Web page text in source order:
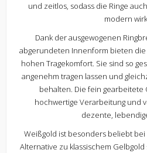
und zeitlos, sodass die Ringe
modern
Dank der ausgewogenen
abgerundeten Innenform bieten
hohen Tragekomfort. Sie sind so
angenehm tragen lassen und
behalten. Die fein
hochwertige Verarbeitung und
dezente,
Weißgold ist besonders beliebt
Alternative zu klassischem